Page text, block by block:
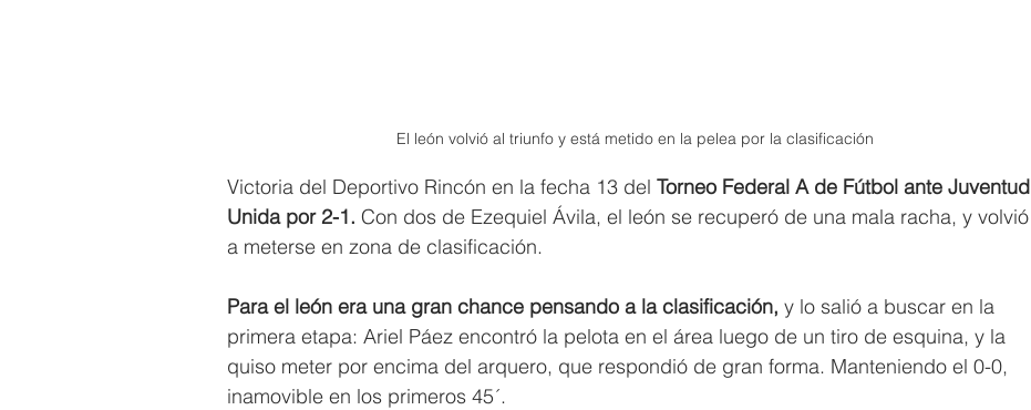
El león volvió al triunfo y está metido en la pelea por la clasificación
Victoria del Deportivo Rincón en la fecha 13 del Torneo Federal A de Fútbol ante Juventud
Unida por 2-1. Con dos de Ezequiel Ávila, el león se recuperó de una mala racha, y volvió
a meterse en zona de clasificación.
Para el león era una gran chance pensando a la clasificación, y lo salió a buscar en la
primera etapa: Ariel Páez encontró la pelota en el área luego de un tiro de esquina, y la
quiso meter por encima del arquero, que respondió de gran forma. Manteniendo el 0-0,
inamovible en los primeros 45´.